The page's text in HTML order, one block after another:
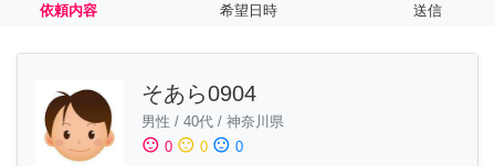
依頼内容 希望日時 送信
そあら0904
男性 / 40代 / 神奈川県
sentiment_satisfied 0 sentiment_neutral 0 sentiment_dissatisfied 0